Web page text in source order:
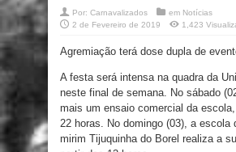
Por: Carnavalizados em Notícias
2 de Fevereiro de 2019
1,423
Agremiação terá dose dupla de
A festa será intensa na quadra da
neste final de semana. No sábado
mais um ensaio comercial da
22 horas. No domingo (03), a escola
mirim Tijuquinha do Borel realiza a